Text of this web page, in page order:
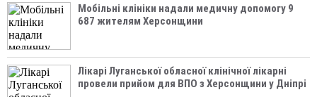
Мобільні клініки надали медичну допомогу 9
687 жителям Херсонщини
Лікарі Луганської обласної клінічної лікарні
провели прийом для ВПО з Херсонщини у Дніпрі